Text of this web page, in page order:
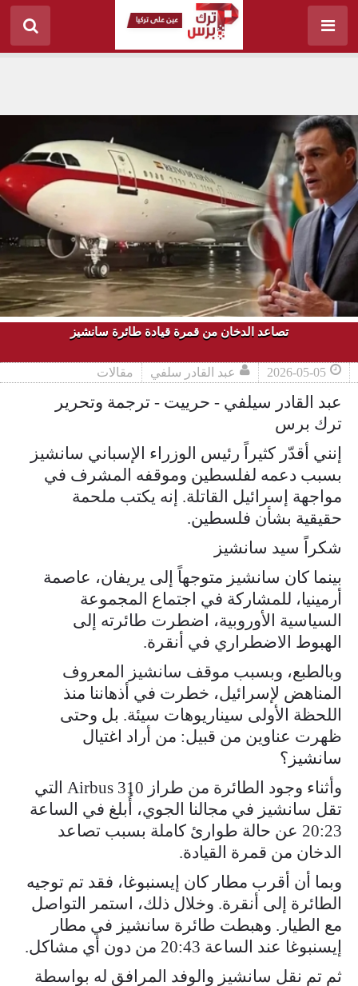
تصاعد الدخان من قمرة قيادة طائرة سانشيز
2026-05-05 عبد القادر سلفي مقالات
عبد القادر سيلفي - حرييت - ترجمة وتحرير
ترك برس
إنني أقدّر كثيراً رئيس الوزراء الإسباني سانشيز
بسبب دعمه لفلسطين وموقفه المشرف في
مواجهة إسرائيل القاتلة. إنه يكتب ملحمة
حقيقية بشأن فلسطين.
شكراً سيد سانشيز
بينما كان سانشيز متوجهاً إلى يريفان، عاصمة
أرمينيا، للمشاركة في اجتماع المجموعة
السياسية الأوروبية، اضطرت طائرته إلى
الهبوط الاضطراري في أنقرة.
وبالطبع، وبسبب موقف سانشيز المعروف
المناهض لإسرائيل، خطرت في أذهاننا منذ
اللحظة الأولى سيناريوهات سيئة. بل وحتى
ظهرت عناوين من قبيل: من أراد اغتيال
سانشيز؟
وأثناء وجود الطائرة من طراز Airbus 310 التي
تقل سانشيز في مجالنا الجوي، أُبلغ في الساعة
20:23 عن حالة طوارئ كاملة بسبب تصاعد
الدخان من قمرة القيادة.
وبما أن أقرب مطار كان إيسنبوغا، فقد تم توجيه
الطائرة إلى أنقرة. وخلال ذلك، استمر التواصل
مع الطيار. وهبطت طائرة سانشيز في مطار
إيسنبوغا عند الساعة 20:43 من دون أي مشاكل.
ثم تم نقل سانشيز والوفد المرافق له بواسطة